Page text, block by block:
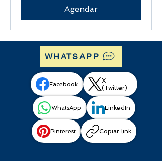
Agendar
WHATSAPP
Facebook
X
(Twitter)
WhatsApp LinkedIn
Pinterest Copiar link